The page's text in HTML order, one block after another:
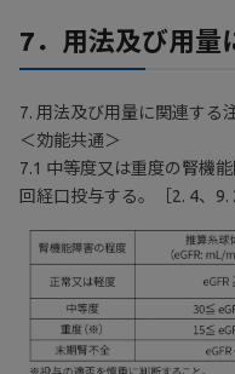
7．用法及び用量
7. 用法及び用量に関連する
＜効能共通＞
7.1 中等度又は重度の腎機
回経口投与する。［2. 4、9.